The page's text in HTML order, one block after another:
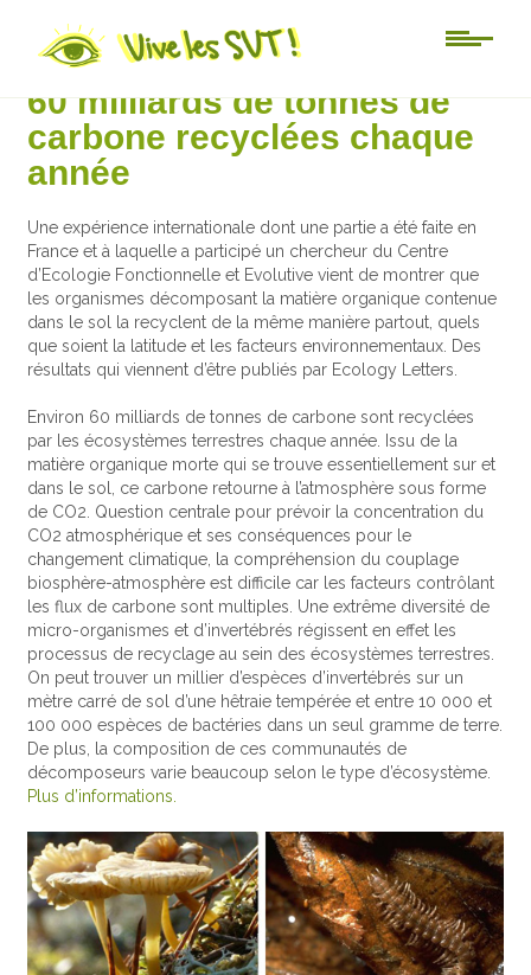
Actu-sciences
60 milliards de tonnes de
carbone recyclées chaque
année
Une expérience internationale dont une partie a été faite en
France et à laquelle a participé un chercheur du Centre
d’Ecologie Fonctionnelle et Evolutive vient de montrer que
les organismes décomposant la matière organique contenue
dans le sol la recyclent de la même manière partout, quels
que soient la latitude et les facteurs environnementaux. Des
résultats qui viennent d’être publiés par Ecology Letters.
Environ 60 milliards de tonnes de carbone sont recyclées
par les écosystèmes terrestres chaque année. Issu de la
matière organique morte qui se trouve essentiellement sur et
dans le sol, ce carbone retourne à l’atmosphère sous forme
de CO2. Question centrale pour prévoir la concentration du
CO2 atmosphérique et ses conséquences pour le
changement climatique, la compréhension du couplage
biosphère-atmosphère est difficile car les facteurs contrôlant
les flux de carbone sont multiples. Une extrême diversité de
micro-organismes et d’invertébrés régissent en effet les
processus de recyclage au sein des écosystèmes terrestres.
On peut trouver un millier d’espèces d’invertébrés sur un
mètre carré de sol d’une hêtraie tempérée et entre 10 000 et
100 000 espèces de bactéries dans un seul gramme de terre.
De plus, la composition de ces communautés de
décomposeurs varie beaucoup selon le type d’écosystème.
Plus d’informations.